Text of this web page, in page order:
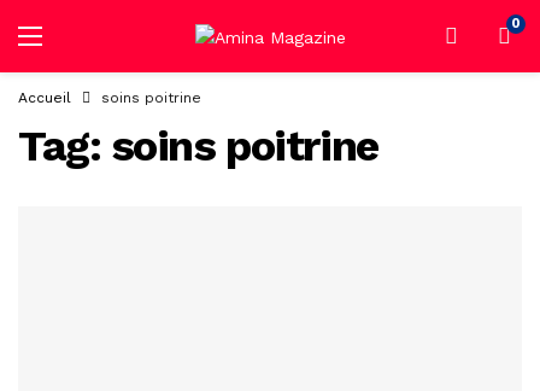
0
Accueil soins poitrine
Tag: soins poitrine